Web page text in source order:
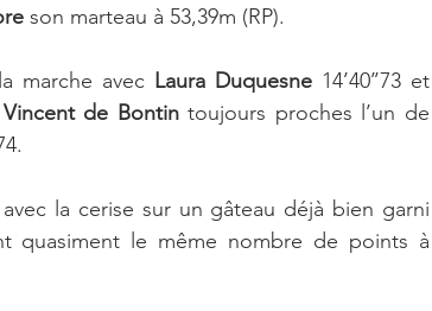
son marteau à 53,39m (RP).
marche avec Laura Duquesne
Vincent de Bontin toujours proches l’un de
la cerise sur un gâteau déjà bien garni
quasiment le même nombre de points à